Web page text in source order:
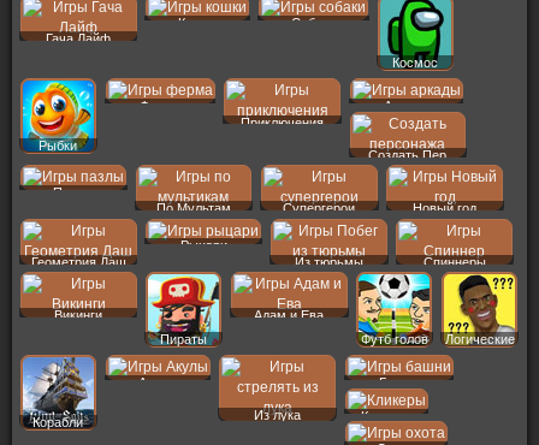
Гача Лайф
Кошки Собаки
Космос
Рыбки
Ферма
Приключения
Аркады
Создать Пер
Пазлы
По Мультам
Супергерои Новый год
Геометрия Даш
Рыцари
Из тюрьмы
Спиннеры
Викинги
Пираты
Адам и Ева
Футб голов
Логические
Корабли
Акулы
Из лука
Башни
Кликеры